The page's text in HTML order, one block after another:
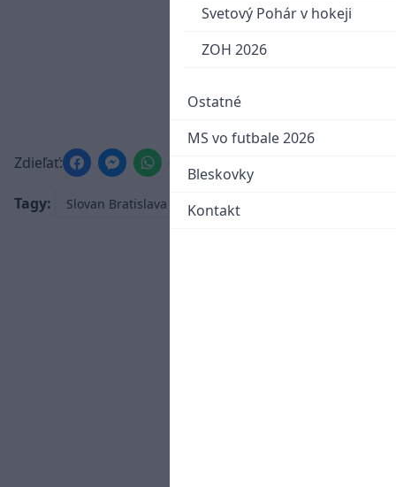
Svetový Pohár v hokeji
ZOH 2026
Ostatné
MS vo futbale 2026
Bleskovky
Kontakt
Zdieľať:
Tagy: Slovan Bratislava